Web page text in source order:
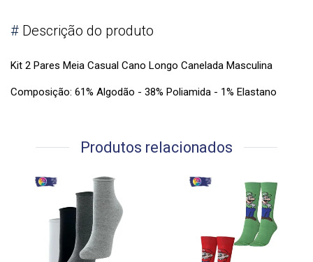
# Descrição do produto
Kit 2 Pares Meia Casual Cano Longo Canelada Masculina
Composição: 61% Algodão - 38% Poliamida - 1% Elastano
Produtos relacionados